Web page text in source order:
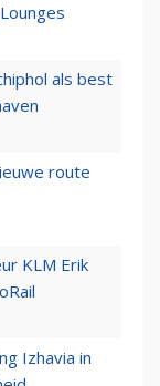
als best
route
KLM Erik
Izhavia in